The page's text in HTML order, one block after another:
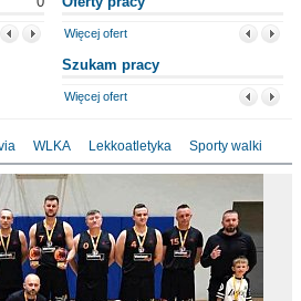
Więcej ofert
Szukam pracy
Więcej ofert
WLKA Lekkoatletyka Sporty walki